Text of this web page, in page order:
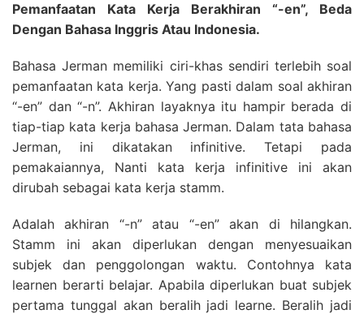
Pemanfaatan Kata Kerja Berakhiran “-en”, Beda
Dengan Bahasa Inggris Atau Indonesia.
Bahasa Jerman memiliki ciri-khas sendiri terlebih soal
pemanfaatan kata kerja. Yang pasti dalam soal akhiran
“-en” dan “-n”. Akhiran layaknya itu hampir berada di
tiap-tiap kata kerja bahasa Jerman. Dalam tata bahasa
Jerman, ini dikatakan infinitive. Tetapi pada
pemakaiannya, Nanti kata kerja infinitive ini akan
dirubah sebagai kata kerja stamm.
Adalah akhiran “-n” atau “-en” akan di hilangkan.
Stamm ini akan diperlukan dengan menyesuaikan
subjek dan penggolongan waktu. Contohnya kata
learnen berarti belajar. Apabila diperlukan buat subjek
pertama tunggal akan beralih jadi learne. Beralih jadi